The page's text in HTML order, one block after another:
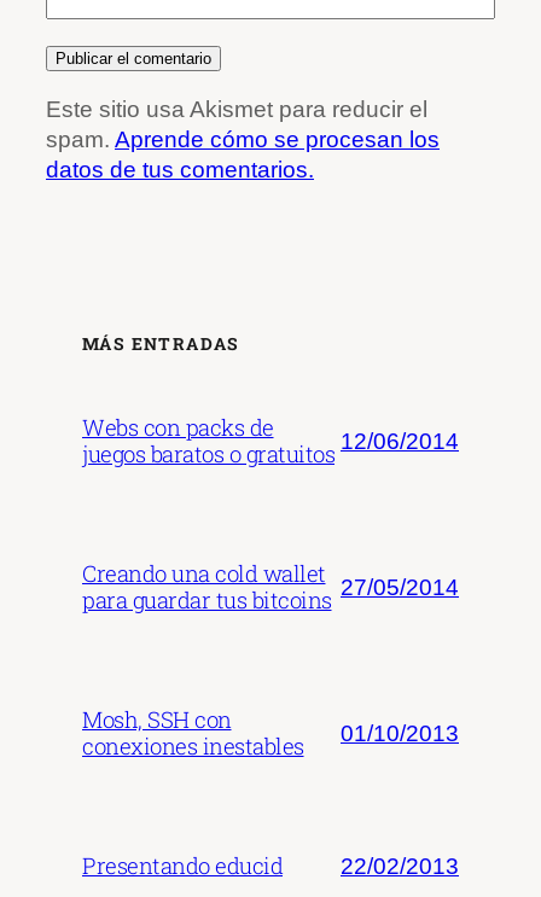
Este sitio usa Akismet para reducir el
spam. Aprende cómo se procesan los
datos de tus comentarios.
MÁS ENTRADAS
Webs con packs de
juegos baratos o gratuitos 12/06/2014
Creando una cold wallet
para guardar tus bitcoins 27/05/2014
Mosh, SSH con
conexiones inestables
01/10/2013
Presentando educid 22/02/2013